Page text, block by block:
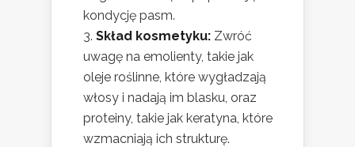
kondycję pasm.
Skład kosmetyku: Zwróć
uwagę na emolienty, takie jak
oleje roślinne, które wygładzają
włosy i nadają im blasku, oraz
proteiny, takie jak keratyna, które
wzmacniają ich strukturę.